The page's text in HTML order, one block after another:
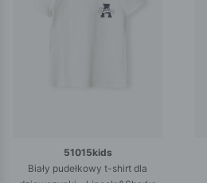
51015kids
Biały pudełkowy t-shirt dla